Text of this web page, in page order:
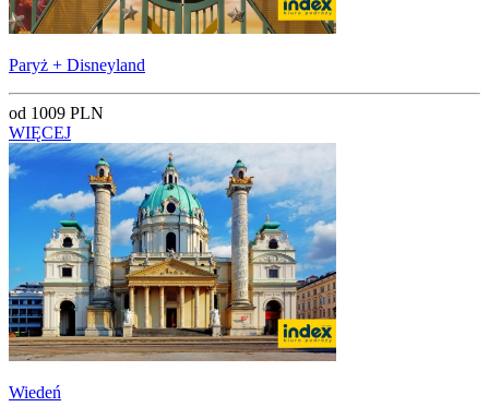
Paryż + Disneyland
od 1009 PLN
WIĘCEJ
Wiedeń